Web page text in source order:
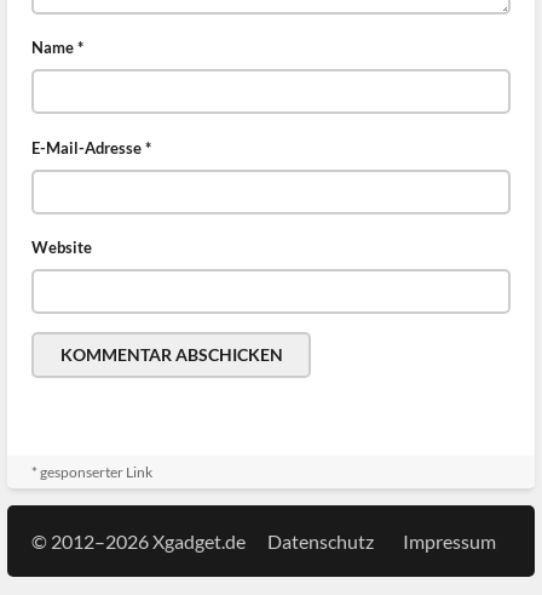
Name*
E-Mail-Adresse*
Website
* gesponserter Link
© 2012–2026 Xgadget.de Datenschutz Impressum